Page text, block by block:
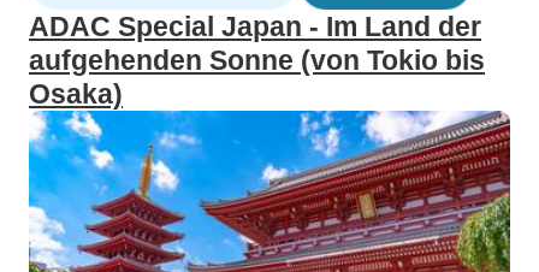
ADAC Special Japan - Im Land der
aufgehenden Sonne (von Tokio bis
Osaka)